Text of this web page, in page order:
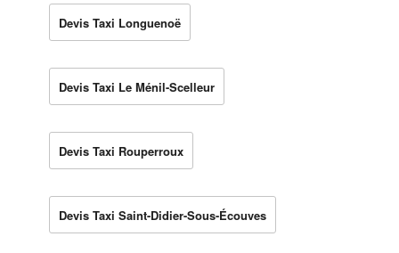
Devis Taxi Longuenoë
Devis Taxi Le Ménil-Scelleur
Devis Taxi Rouperroux
Devis Taxi Saint-Didier-Sous-Écouves